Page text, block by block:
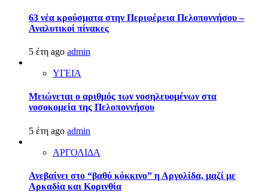
63 νέα κρούσματα στην Περιφέρεια Πελοποννήσου –
Αναλυτικοί πίνακες
5 έτη ago admin
ΥΓΕΙΑ
Μειώνεται ο αριθμός των νοσηλευομένων στα
νοσοκομεία της Πελοποννήσου
5 έτη ago admin
ΑΡΓΟΛΙΔΑ
Ανεβαίνει στο “βαθύ κόκκινο” η Αργολίδα, μαζί με
Αρκαδία και Κορινθία